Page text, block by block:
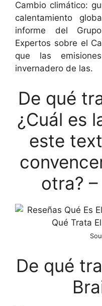
Cambio climático:
calentamiento
informe del
Expertos sobre el
que las
invernadero de las.
De qué
¿Cuál es
este
otra?
De qué